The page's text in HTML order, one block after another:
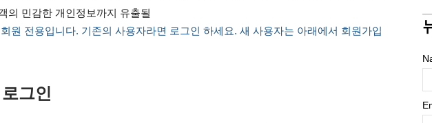
의 민감한 개인정보까지 유출될
원 전용입니다. 기존의 사용자라면 로그인 하세요. 새 사용자는 아래에서 회원가입
그인